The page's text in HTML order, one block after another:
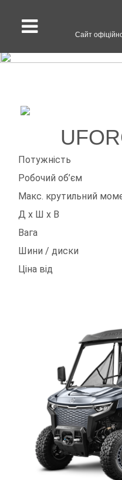
Сайт
Потужність
Робочий об’єм
Макс. крутильний
Д х Ш х В
Вага
Шини / диски
Ціна від